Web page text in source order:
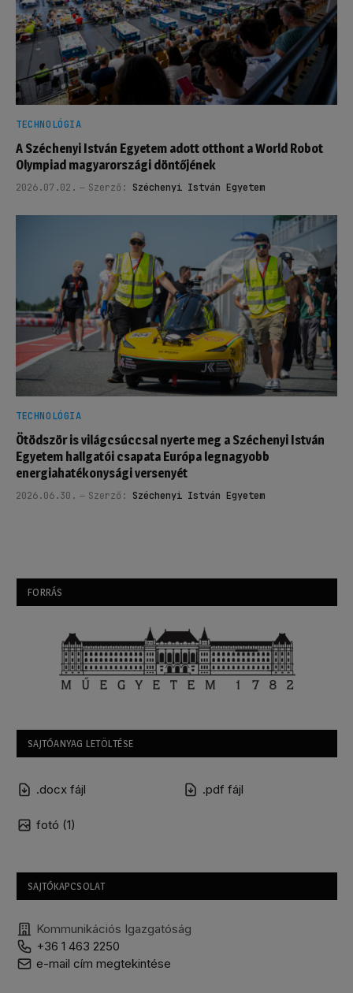
TECHNOLÓGIA
A Széchenyi István Egyetem adott otthont a World Robot
Olympiad magyarországi döntőjének
2026.07.02. Szerző: Széchenyi István Egyetem
TECHNOLÓGIA
Ötödször is világcsúccsal nyerte meg a Széchenyi István
Egyetem hallgatói csapata Európa legnagyobb
energiahatékonysági versenyét
2026.06.30. Szerző: Széchenyi István Egyetem
FORRÁS
SAJTÓANYAG LETÖLTÉSE
.docx fájl .pdf fájl
fotó (1)
SAJTÓKAPCSOLAT
Kommunikációs Igazgatóság
+36 1 463 2250
e-mail cím megtekintése